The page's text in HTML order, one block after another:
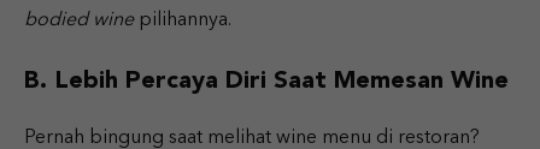
bodied wine pilihannya.
B. Lebih Percaya Diri Saat Memesan Wine
Pernah bingung saat melihat wine menu di restoran?